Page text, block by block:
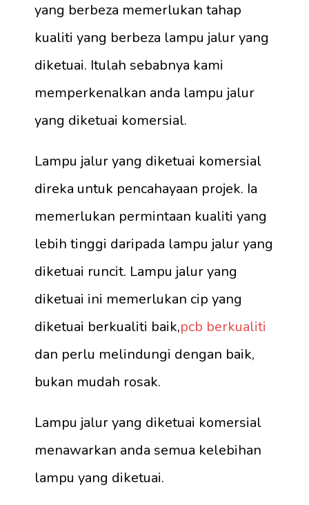
yang berbeza memerlukan tahap
kualiti yang berbeza lampu jalur yang
diketuai. Itulah sebabnya kami
memperkenalkan anda lampu jalur
yang diketuai komersial.
Lampu jalur yang diketuai komersial
direka untuk pencahayaan projek. Ia
memerlukan permintaan kualiti yang
lebih tinggi daripada lampu jalur yang
diketuai runcit. Lampu jalur yang
diketuai ini memerlukan cip yang
diketuai berkualiti baik,pcb berkualiti
dan perlu melindungi dengan baik,
bukan mudah rosak.
Lampu jalur yang diketuai komersial
menawarkan anda semua kelebihan
lampu yang diketuai.